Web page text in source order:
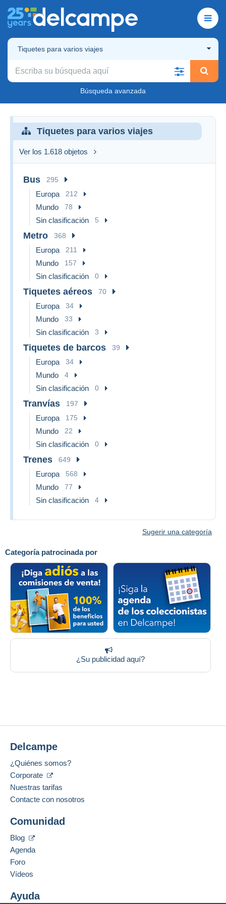
Tiquetes para varios viajes
Búsqueda avanzada
Categoría patrocinada por
¿Su publicidad aquí?
Tiquetes para varios viajes
Ver los 1.618 objetos
Bus 295
Europa 212
Mundo 78
Sin clasificación 5
Metro 368
Europa 211
Mundo 157
Sin clasificación 0
Tiquetes aéreos 70
Europa 34
Mundo 33
Sin clasificación 3
Tiquetes de barcos 39
Europa 34
Mundo 4
Sin clasificación 0
Tranvías 197
Europa 175
Mundo 22
Sin clasificación 0
Trenes 649
Europa 568
Mundo 77
Sin clasificación 4
Sugerir una categoría
Delcampe
¿Quiénes somos?
Corporate
Nuestras tarifas
Contacte con nosotros
Comunidad
Blog
Agenda
Foro
Vídeos
Ayuda